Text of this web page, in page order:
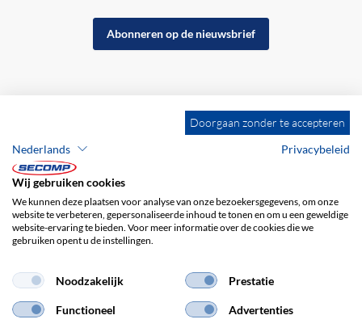
Abonneren op de nieuwsbrief
Bedrijfsgegevens
Privacybeleid
Doorgaan zonder te accepteren
Nederlands
Privacybeleid
Wij gebruiken cookies
We kunnen deze plaatsen voor analyse van onze bezoekersgegevens, om onze
website te verbeteren, gepersonaliseerde inhoud te tonen en om u een geweldige
website-ervaring te bieden. Voor meer informatie over de cookies die we
gebruiken opent u de instellingen.
Noodzakelijk Prestatie
Functioneel Advertenties